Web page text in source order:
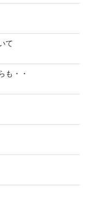
て
も・・